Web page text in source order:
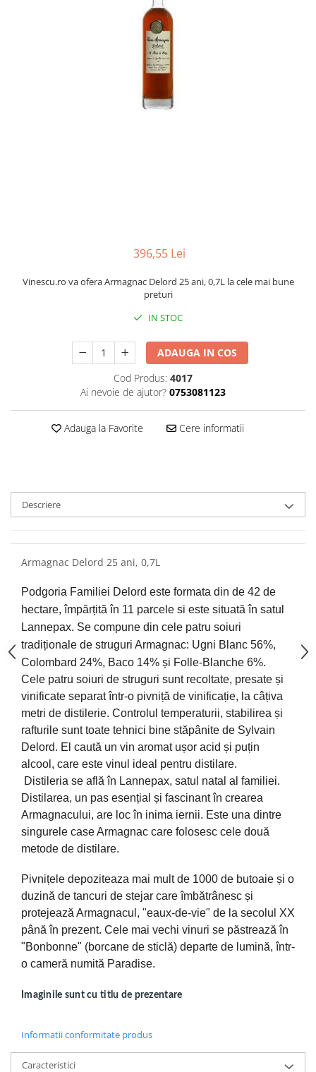
396,55 Lei
Vinescu.ro va ofera Armagnac Delord 25 ani, 0,7L la cele mai bune
preturi
IN STOC
ADAUGA IN COS
Cod Produs: 4017
Ai nevoie de ajutor? 0753081123
Adauga la Favorite Cere informatii
Descriere
Armagnac Delord 25 ani, 0,7L
Podgoria Familiei Delord este formata din de 42 de
hectare, împărțită în 11 parcele si este situată în satul
Lannepax. Se compune din cele patru soiuri
tradiționale de struguri Armagnac: Ugni Blanc 56%,
Colombard 24%, Baco 14% și Folle-Blanche 6%.
Cele patru soiuri de struguri sunt recoltate, presate și
vinificate separat într-o pivniță de vinificație, la câțiva
metri de distilerie. Controlul temperaturii, stabilirea și
rafturile sunt toate tehnici bine stăpânite de Sylvain
Delord. El caută un vin aromat ușor acid și puțin
alcool, care este vinul ideal pentru distilare.
Distileria se află în Lannepax, satul natal al familiei.
Distilarea, un pas esențial și fascinant în crearea
Armagnacului, are loc în inima iernii. Este una dintre
singurele case Armagnac care folosesc cele două
metode de distilare.
Pivnițele depoziteaza mai mult de 1000 de butoaie și o
duzină de tancuri de stejar care îmbătrânesc și
protejează Armagnacul, "eaux-de-vie" de la secolul XX
până în prezent. Cele mai vechi vinuri se păstrează în
"Bonbonne" (borcane de sticlă) departe de lumină, într-
o cameră numită Paradise.
Imaginile sunt cu titlu de prezentare
Informatii conformitate produs
Caracteristici